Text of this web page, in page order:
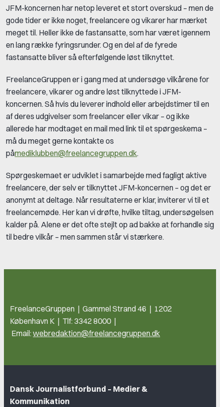
JFM-koncernen har netop leveret et stort overskud – men de
gode tider er ikke noget, freelancere og vikarer har mærket
meget til. Heller ikke de fastansatte, som har været igennem
en lang række fyringsrunder. Og en del af de fyrede
fastansatte bliver så efterfølgende løst tilknyttet.
FreelanceGruppen er i gang med at undersøge vilkårene for
freelancere, vikarer og andre løst tilknyttede i JFM-
koncernen. Så hvis du leverer indhold eller arbejdstimer til en
af deres udgivelser som freelancer eller vikar – og ikke
allerede har modtaget en mail med link til et spørgeskema –
må du meget gerne kontakte os
påmediklubben@freelancegruppen.dk.
Spørgeskemaet er udviklet i samarbejde med fagligt aktive
freelancere, der selv er tilknyttet JFM-koncernen – og det er
anonymt at deltage. Når resultaterne er klar, inviterer vi til et
freelancemøde. Her kan vi drøfte, hvilke tiltag, undersøgelsen
kalder på. Alene er det ofte stejlt op ad bakke at forhandle sig
til bedre vilkår – men sammen står vi stærkere.
FreelanceGruppen | Gammel Strand 46 | 1202
København K | Tlf: 3342 8000 |
Email: webredaktion@freelancegruppen.dk
Dansk Journalistforbund – Medier &
Kommunikation